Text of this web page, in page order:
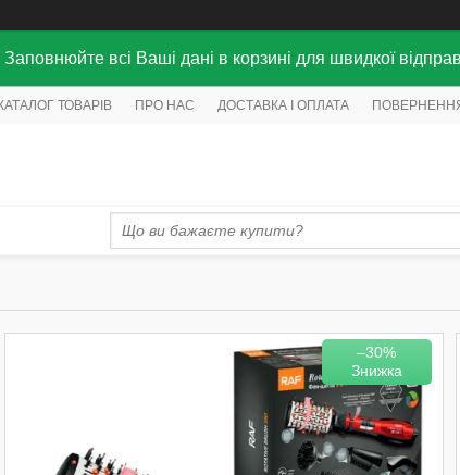
Заповнюйте всі Ваші дані в корзині для швидкої
ТОВАРІВ ПРО НАС ДОСТАВКА І ОПЛАТА
–30%